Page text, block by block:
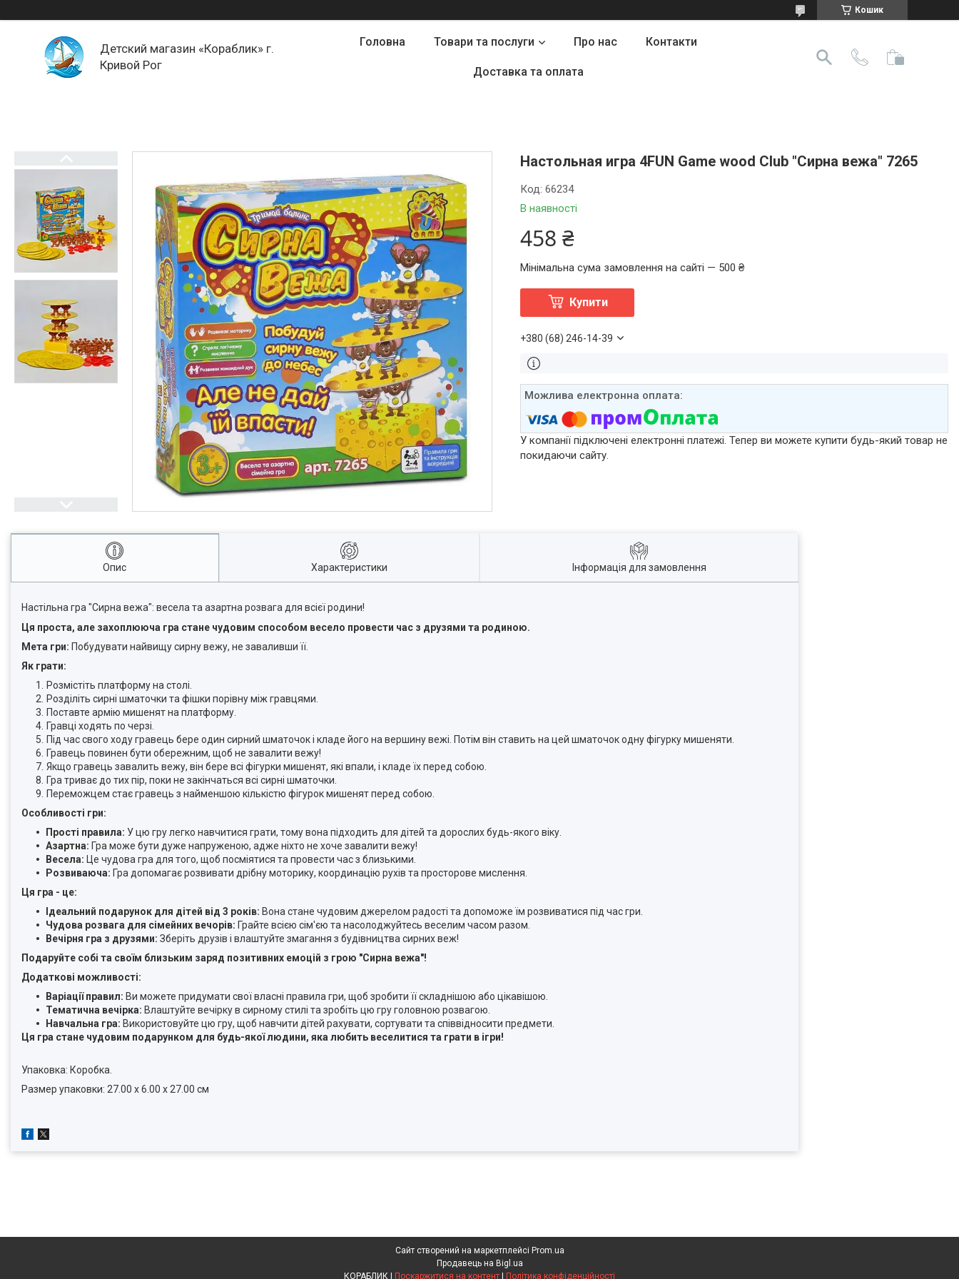
Кошик
Детский магазин «Кораблик» г.
Кривой Рог
Головна Товари та послуги Про нас Контакти
Доставка та оплата
Настольная игра 4FUN Game wood Club "Сирна вежа" 7265
В наявності
Код:66234
458 ₴
Мінімальна сума замовлення на сайті — 500 ₴
Купити
+380 (68) 246-14-39
У компанії підключені електронні платежі. Тепер ви можете купити будь-який товар не
покидаючи сайту.
Опис Характеристики Інформація для замовлення
Настільна гра "Сирна вежа": весела та азартна розвага для всієї родини!
Ця проста, але захоплююча гра стане чудовим способом весело провести час з друзями та родиною.
Мета гри: Побудувати найвищу сирну вежу, не заваливши її.
Як грати:
Розмістіть платформу на столі.
Розділіть сирні шматочки та фішки порівну між гравцями.
Поставте армію мишенят на платформу.
Гравці ходять по черзі.
Під час свого ходу гравець бере один сирний шматочок і кладе його на вершину вежі. Потім він ставить на цей шматочок одну фігурку мишеняти.
Гравець повинен бути обережним, щоб не завалити вежу!
Якщо гравець завалить вежу, він бере всі фігурки мишенят, які впали, і кладе їх перед собою.
Гра триває до тих пір, поки не закінчаться всі сирні шматочки.
Переможцем стає гравець з найменшою кількістю фігурок мишенят перед собою.
Особливості гри:
Прості правила: У цю гру легко навчитися грати, тому вона підходить для дітей та дорослих будь-якого віку.
Азартна: Гра може бути дуже напруженою, адже ніхто не хоче завалити вежу!
Весела: Це чудова гра для того, щоб посміятися та провести час з близькими.
Розвиваюча: Гра допомагає розвивати дрібну моторику, координацію рухів та просторове мислення.
Ця гра - це:
Ідеальний подарунок для дітей від 3 років: Вона стане чудовим джерелом радості та допоможе їм розвиватися під час гри.
Чудова розвага для сімейних вечорів: Грайте всією сім'єю та насолоджуйтесь веселим часом разом.
Вечірня гра з друзями: Зберіть друзів і влаштуйте змагання з будівництва сирних веж!
Подаруйте собі та своїм близьким заряд позитивних емоцій з грою "Сирна вежа"!
Додаткові можливості:
Варіації правил: Ви можете придумати свої власні правила гри, щоб зробити її складнішою або цікавішою.
Тематична вечірка: Влаштуйте вечірку в сирному стилі та зробіть цю гру головною розвагою.
Навчальна гра: Використовуйте цю гру, щоб навчити дітей рахувати, сортувати та співвідносити предмети.
Ця гра стане чудовим подарунком для будь-якої людини, яка любить веселитися та грати в ігри!
Упаковка: Коробка.
Размер упаковки: 27.00 x 6.00 x 27.00 см
Сайт створений на маркетплейсі Prom.ua
Продавець на Bigl.ua
Поскаржитися на контент Політика конфіденційності